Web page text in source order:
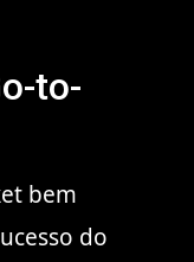
to-
bem
do